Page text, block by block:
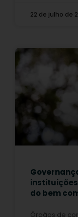
22 de julho de
do bem
Órgãos de